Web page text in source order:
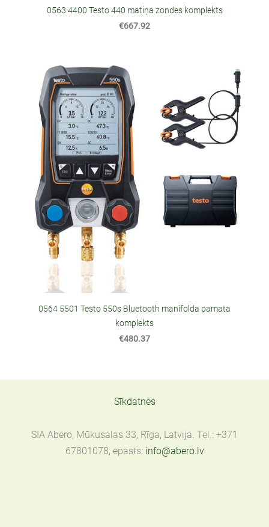
0563 4400 Testo 440 matiņa zondes komplekts
€667.92
0564 5501 Testo 550s Bluetooth manifolda pamata
komplekts
€480.37
Sīkdatnes
SIA Abero, Mūkusalas 33, Rīga, Latvija. Tel.: +371
67801078, epasts: info@abero.lv